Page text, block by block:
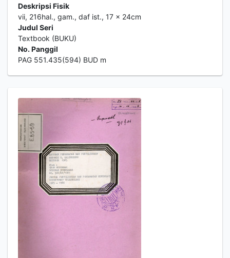
Deskripsi Fisik
vii, 216hal., gam., daf ist., 17 x 24cm
Judul Seri
Textbook (BUKU)
No. Panggil
PAG 551.435(594) BUD m